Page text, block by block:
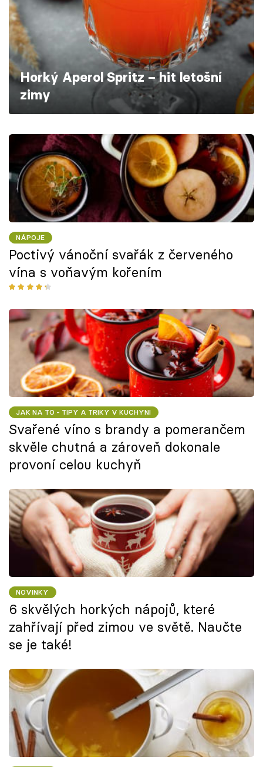
Škola vaření
Recepty z TV
Speciál: Cuketa
Těhotnej kuchař
Přihlášení
Sledujte nás
Horký Aperol Spritz – hit letošní
zimy
NÁPOJE
Poctivý vánoční svařák z červeného
vína s voňavým kořením
JAK NA TO - TIPY A TRIKY V KUCHYNI
Svařené víno s brandy a pomerančem
skvěle chutná a zároveň dokonale
provoní celou kuchyň
NOVINKY
6 skvělých horkých nápojů, které
zahřívají před zimou ve světě. Naučte
se je také!